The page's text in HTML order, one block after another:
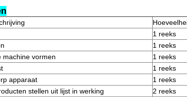
1 reeks
1 reeks
machine vormen
1 reeks
1 reeks
apparaat
1 reeks
stellen uit lijst in werking
2 reeks